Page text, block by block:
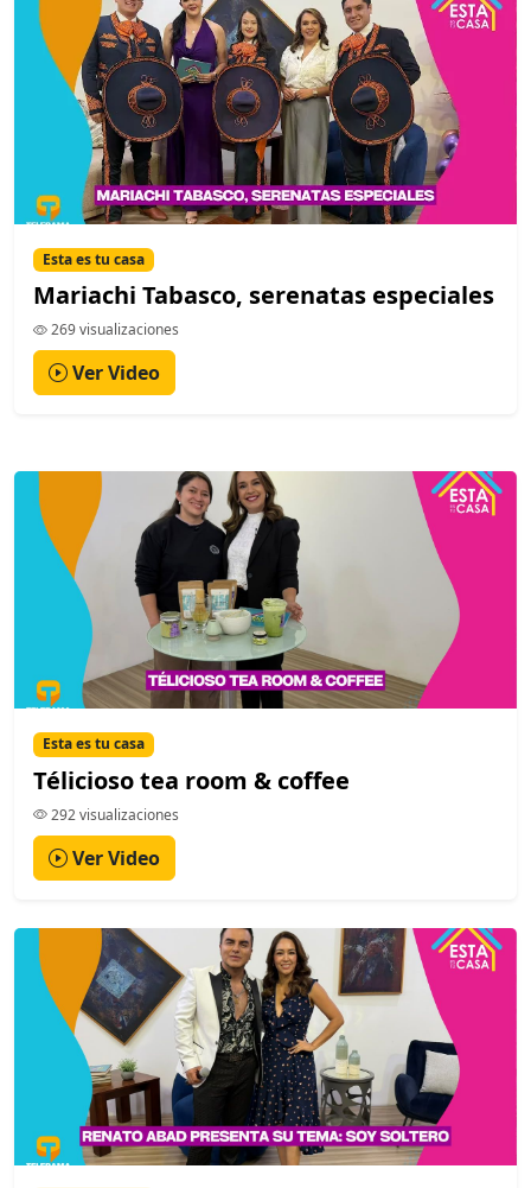
Esta es tu casa
Mariachi Tabasco, serenatas especiales
269 visualizaciones
Ver Video
Esta es tu casa
Télicioso tea room & coffee
292 visualizaciones
Ver Video